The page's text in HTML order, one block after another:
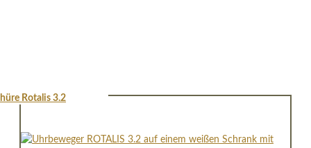
Rotalis 3.2